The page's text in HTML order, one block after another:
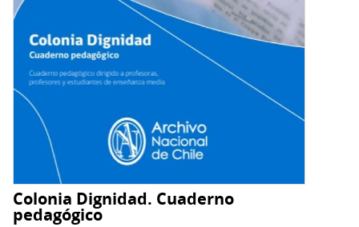
Colonia Dignidad. Cuaderno
pedagógico